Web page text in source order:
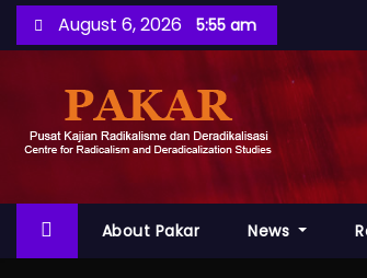
k
c
n
August 6, 2026 5:55 am
About Pakar News